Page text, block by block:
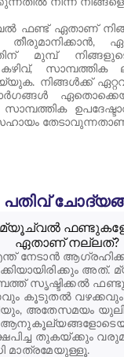
നിന്ന് നിങ്ങളെ
ഫണ്ട് ഏതാണ്
തീരുമാനിക്കാൻ,
മുമ്പ്
സാമ്പത്തിക
നിങ്ങൾക്ക്
പതിവ്
മ്യൂച്വൽ
ഏതാണ് നല്ലത്?
നേടാൻ
സൃഷ്ടിക്കൽ
കൂടുതൽ
അതേസമയം
തുകയ്ക്കും
മാത്രമേയുള്ളൂ.